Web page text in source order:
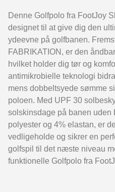
Denne Golfpolo fra FootJoy
designet til at give dig den
ydeevne på golfbanen.
FABRIKATION, er den
hvilket holder dig tør og
antimikrobielle teknologi
mens dobbeltsyede sømme
poloen. Med UPF 30
solskinsdage på banen uden
polyester og 4% elastan, er
vedligeholde og sikrer en
golfspil til det næste niveau
funktionelle Golfpolo fra